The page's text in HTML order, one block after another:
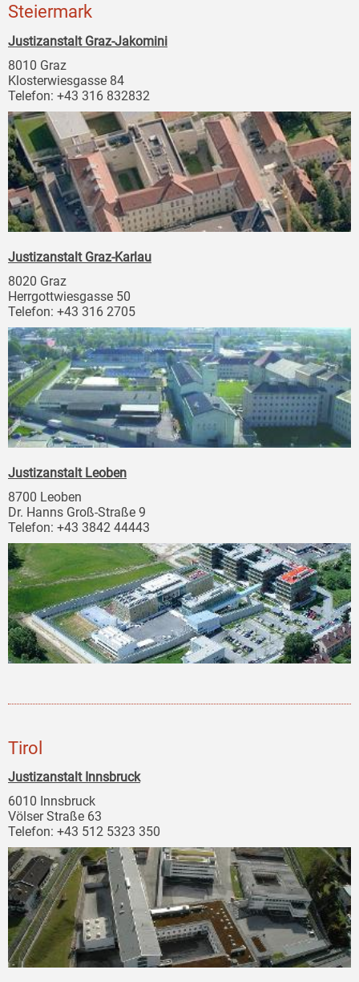
Steiermark
Justizanstalt Graz-Jakomini
8010 Graz
Klosterwiesgasse 84
Telefon: +43 316 832832
Justizanstalt Graz-Karlau
8020 Graz
Herrgottwiesgasse 50
Telefon: +43 316 2705
Justizanstalt Leoben
8700 Leoben
Dr. Hanns Groß-Straße 9
Telefon: +43 3842 44443
Tirol
Justizanstalt Innsbruck
6010 Innsbruck
Völser Straße 63
Telefon: +43 512 5323 350